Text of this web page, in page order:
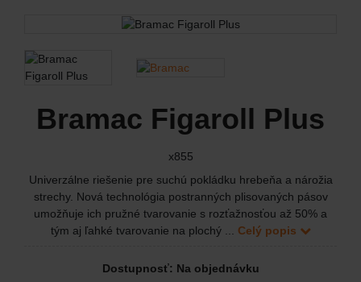
Bramac Figaroll Plus
x855
Univerzálne riešenie pre suchú pokládku hrebeňa a nárožia
strechy. Nová technológia postranných plisovaných pásov
umožňuje ich pružné tvarovanie s rozťažnosťou až 50% a
tým aj ľahké tvarovanie na plochý ... Celý popis
Dostupnosť: Na objednávku